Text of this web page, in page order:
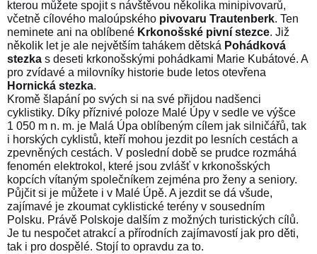
kterou můžete spojit s návštěvou několika minipivovarů,
včetně cílového maloúpského pivovaru Trautenberk. Ten
neminete ani na oblíbené Krkonošské pivní stezce. Již
několik let je ale největším tahákem dětská Pohádková
stezka s deseti krkonošskými pohádkami Marie Kubátové. A
pro zvídavé a milovníky historie bude letos otevřena
Hornická stezka.
Kromě šlapání po svých si na své přijdou nadšenci
cyklistiky. Díky příznivé poloze Malé Úpy v sedle ve výšce
1 050 m n. m. je Malá Úpa oblíbeným cílem jak silničářů, tak
i horských cyklistů, kteří mohou jezdit po lesních cestách a
zpevněných cestách. V poslední době se prudce rozmáhá
fenomén elektrokol, které jsou zvlášť v krkonošských
kopcích vítaným společníkem zejména pro ženy a seniory.
Půjčit si je můžete i v Malé Úpě. A jezdit se dá všude,
zajímavé je zkoumat cyklistické terény v sousedním
Polsku. Právě Polskoje dalším z možných turistických cílů.
Je tu nespočet atrakcí a přírodních zajímavostí jak pro děti,
tak i pro dospělé. Stojí to opravdu za to.